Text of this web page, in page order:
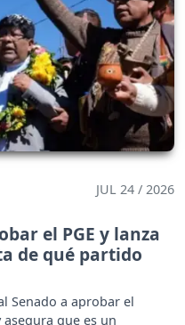
JUL 24 / 2026
el PGE y lanza
de qué partido
Senado a aprobar el
que es un